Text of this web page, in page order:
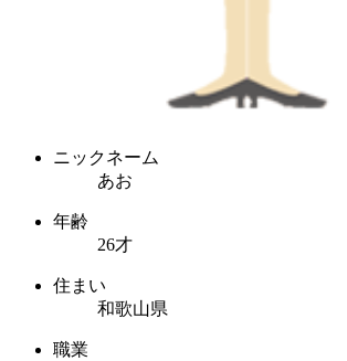
ニックネーム
あお
年齢
26才
住まい
和歌山県
職業